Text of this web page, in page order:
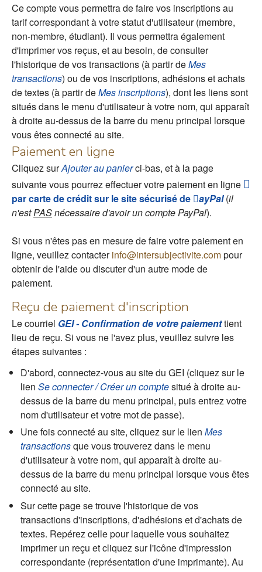
Ce compte vous permettra de faire vos inscriptions au
tarif correspondant à votre statut d'utilisateur (membre,
non-membre, étudiant). Il vous permettra également
d'imprimer vos reçus, et au besoin, de consulter
l'historique de vos transactions (à partir deMes
transactions) ou de vos inscriptions, adhésions et achats
de textes (à partir deMes inscriptions), dont les liens sont
situés dans le menu d'utilisateur à votre nom, qui apparaît
à droite au-dessus de la barre du menu principal lorsque
vous êtes connecté au site.
Paiement en ligne
Cliquez surAjouter au panierci-bas, et à la page
suivante vous pourrez effectuer votre paiement en ligne
par carte de crédit sur le site sécurisé de
ayPal(il
n'estPASnécessaire d'avoir un compte PayPal).
Si vous n'êtes pas en mesure de faire votre paiement en
ligne, veuillez contacterinfo@intersubjectivite.compour
obtenir de l'aide ou discuter d'un autre mode de
paiement.
Reçu de paiement d'inscription
Le courriel GEI - Confirmation de votre paiementtient
lieu de reçu. Si vous ne l'avez plus, veuillez suivre les
étapes suivantes :
D'abord, connectez-vous au site du GEI (cliquez sur le
lien Se connecter / Créer un comptesitué à droite au-
dessus de la barre du menu principal, puis entrez votre
nom d'utilisateur et votre mot de passe).
Une fois connecté au site, cliquez sur le lien Mes
transactionsque vous trouverez dans le menu
d'utilisateur à votre nom, qui apparaît à droite au-
dessus de la barre du menu principal lorsque vous êtes
connecté au site.
Sur cette page se trouve l'historique de vos
transactions d'inscriptions, d'adhésions et d'achats de
textes. Repérez celle pour laquelle vous souhaitez
imprimer un reçu et cliquez sur l'icône d'impression
correspondante (représentation d'une imprimante). Au